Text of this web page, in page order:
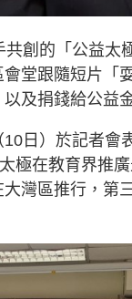
創的「公益太
堂跟隨短片「
及捐錢給公益
日）於記者會
極在教育界推
灣區推行，第